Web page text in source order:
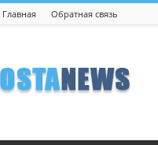
Главная Обратная связь